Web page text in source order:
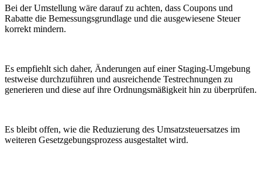
Bei der Umstellung wäre darauf zu achten, dass Coupons und
Rabatte die Bemessungsgrundlage und die ausgewiesene Steuer
korrekt mindern.
Es empfiehlt sich daher, Änderungen auf einer Staging-Umgebung
testweise durchzuführen und ausreichende Testrechnungen zu
generieren und diese auf ihre Ordnungsmäßigkeit hin zu überprüfen.
Es bleibt offen, wie die Reduzierung des Umsatzsteuersatzes im
weiteren Gesetzgebungsprozess ausgestaltet wird.